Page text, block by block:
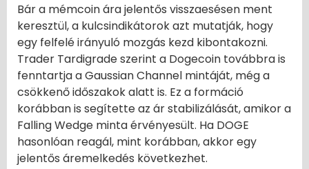
Bár a mémcoin ára jelentős visszaesésen ment
keresztül, a kulcsindikátorok azt mutatják, hogy
egy felfelé irányuló mozgás kezd kibontakozni.
Trader Tardigrade szerint a Dogecoin továbbra is
fenntartja a Gaussian Channel mintáját, még a
csökkenő időszakok alatt is. Ez a formáció
korábban is segítette az ár stabilizálását, amikor a
Falling Wedge minta érvényesült. Ha DOGE
hasonlóan reagál, mint korábban, akkor egy
jelentős áremelkedés következhet.